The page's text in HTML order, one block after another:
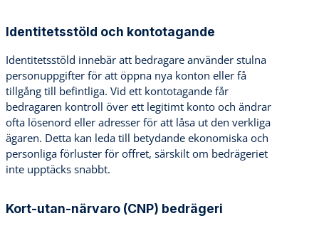
Identitetsstöld och kontotagande
Identitetsstöld innebär att bedragare använder stulna
personuppgifter för att öppna nya konton eller få
tillgång till befintliga. Vid ett kontotagande får
bedragaren kontroll över ett legitimt konto och ändrar
ofta lösenord eller adresser för att låsa ut den verkliga
ägaren. Detta kan leda till betydande ekonomiska och
personliga förluster för offret, särskilt om bedrägeriet
inte upptäcks snabbt.
Kort-utan-närvaro (CNP) bedrägeri